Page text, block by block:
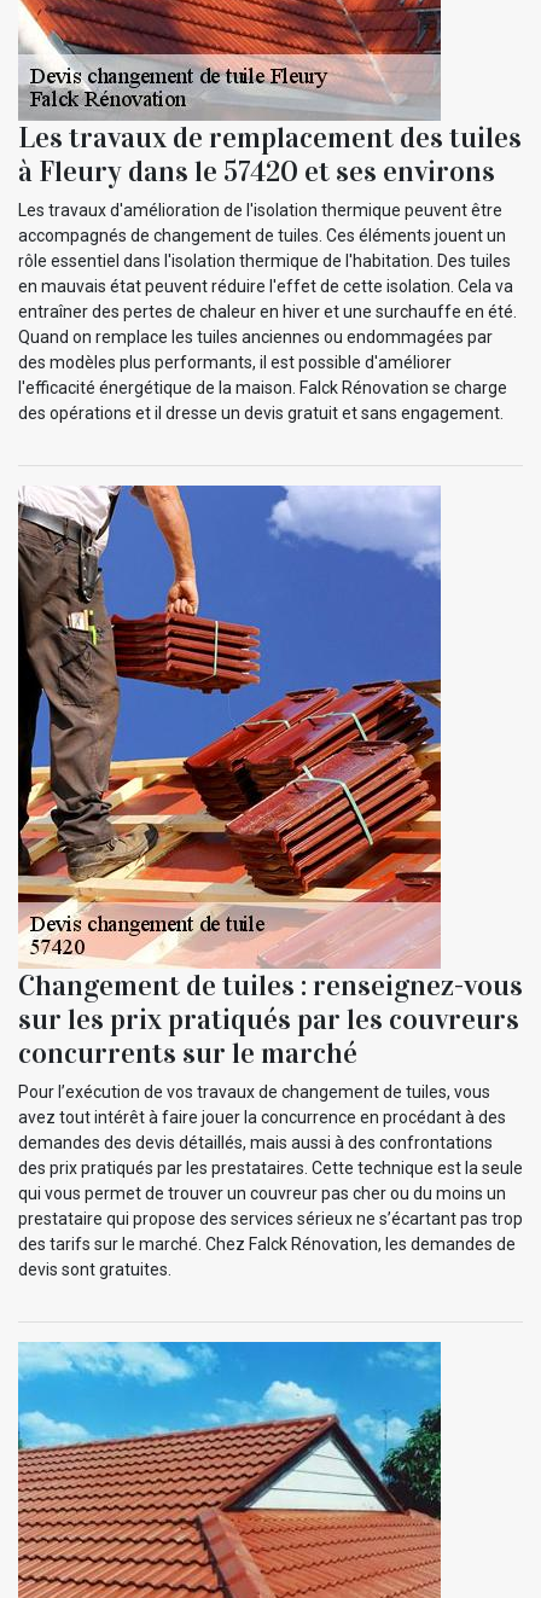
Les travaux de remplacement des tuiles
à Fleury dans le 57420 et ses environs
Les travaux d'amélioration de l'isolation thermique peuvent être
accompagnés de changement de tuiles. Ces éléments jouent un
rôle essentiel dans l'isolation thermique de l'habitation. Des tuiles
en mauvais état peuvent réduire l'effet de cette isolation. Cela va
entraîner des pertes de chaleur en hiver et une surchauffe en été.
Quand on remplace les tuiles anciennes ou endommagées par
des modèles plus performants, il est possible d'améliorer
l'efficacité énergétique de la maison. Falck Rénovation se charge
des opérations et il dresse un devis gratuit et sans engagement.
Changement de tuiles : renseignez-vous
sur les prix pratiqués par les couvreurs
concurrents sur le marché
Pour l’exécution de vos travaux de changement de tuiles, vous
avez tout intérêt à faire jouer la concurrence en procédant à des
demandes des devis détaillés, mais aussi à des confrontations
des prix pratiqués par les prestataires. Cette technique est la seule
qui vous permet de trouver un couvreur pas cher ou du moins un
prestataire qui propose des services sérieux ne s’écartant pas trop
des tarifs sur le marché. Chez Falck Rénovation, les demandes de
devis sont gratuites.